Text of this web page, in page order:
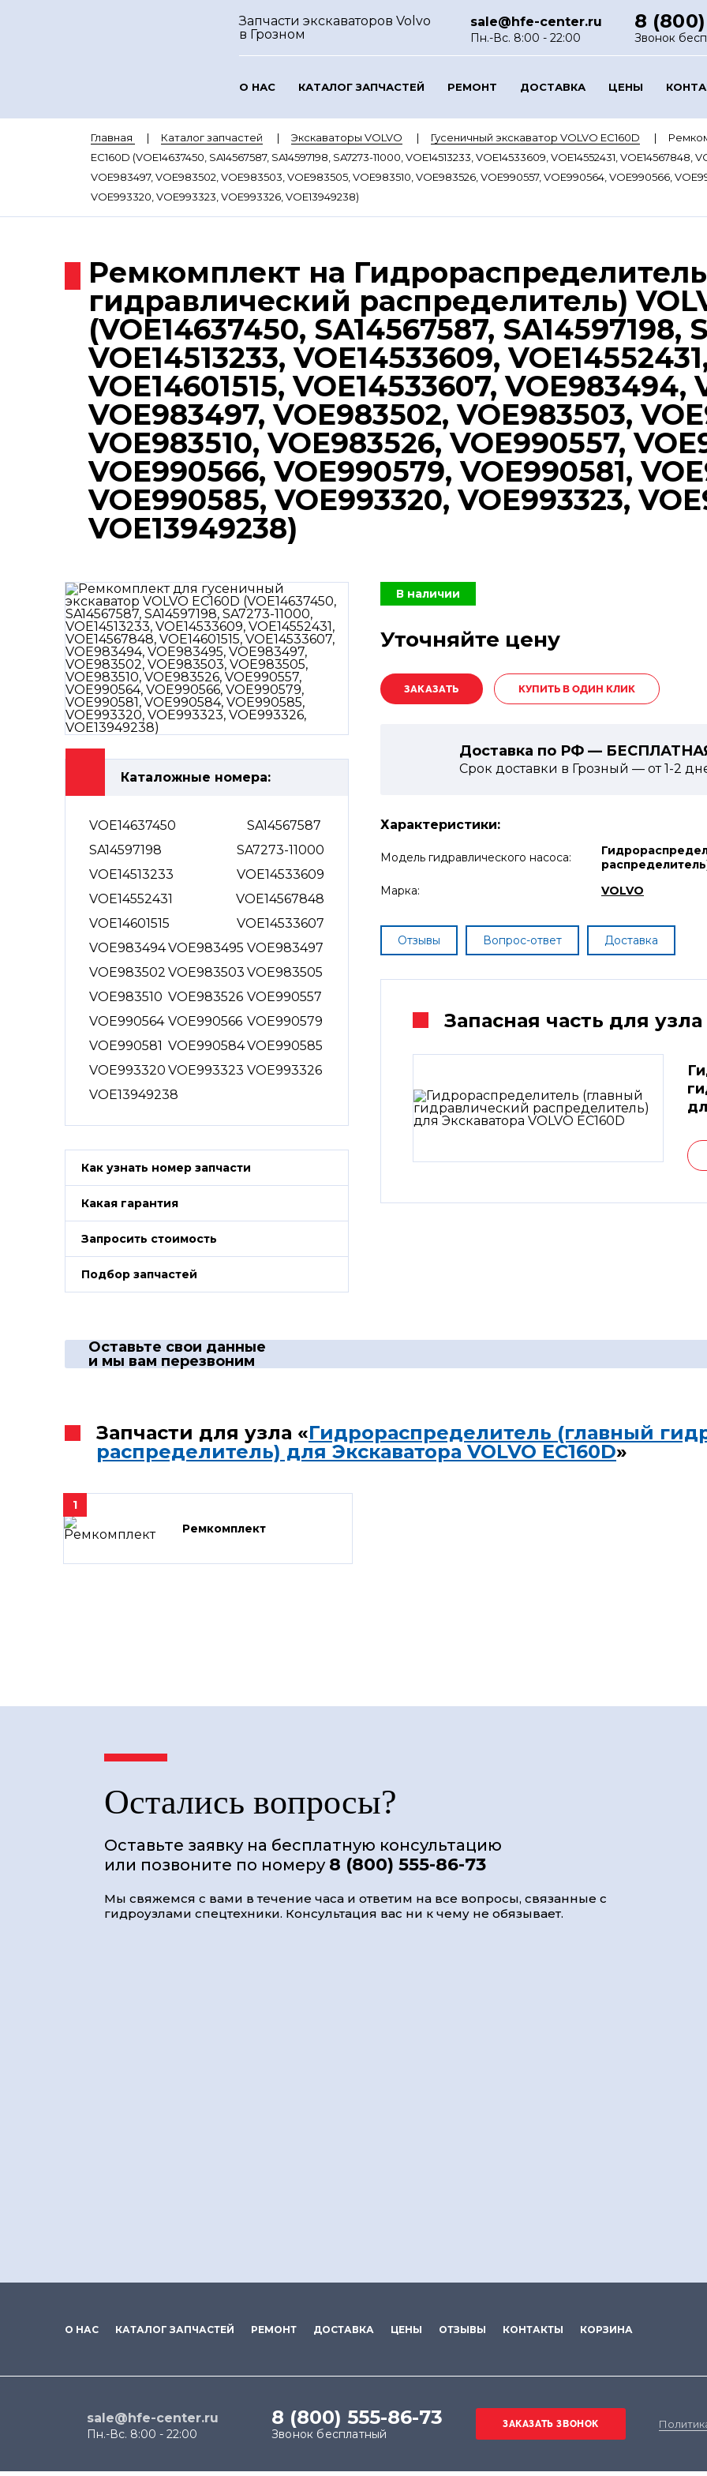
Запчасти экскаваторов Volvo
в Грозном
sale@hfe-center.ru
Пн.-Вс. 8:00 - 22:00
8
Звонок
О НАС КАТАЛОГ ЗАПЧАСТЕЙ РЕМОНТ ДОСТАВКА ЦЕНЫ
Главная Каталог запчастей Экскаваторы VOLVO Гусеничный экскаватор VOLVO EC160D
EC160D (VOE14637450, SA14567587, SA14597198, SA7273-11000, VOE14513233, VOE14533609, VOE14552431, VOE14567848,
VOE983497, VOE983502, VOE983503, VOE983505, VOE983510, VOE983526, VOE990557, VOE990564, VOE990566,
VOE993320, VOE993323, VOE993326, VOE13949238)
Ремкомплект на
гидравлический распределитель)
(VOE14637450, SA14567587, SA14597198,
VOE14513233, VOE14533609,
VOE14601515, VOE14533607, VOE983494,
VOE983497, VOE983502, VOE983503,
VOE983510, VOE983526, VOE990557,
VOE990566, VOE990579, VOE990581,
VOE990585, VOE993320, VOE993323,
VOE13949238)
Каталожные номера:
VOE14637450
SA14567587
SA14597198
SA7273-11000
VOE14513233
VOE14533609
VOE14552431
VOE14567848
VOE14601515
VOE14533607
VOE983494VOE983495 VOE983497
VOE983502 VOE983503 VOE983505
VOE983510 VOE983526 VOE990557
VOE990564 VOE990566 VOE990579
VOE990581 VOE990584VOE990585
VOE993320 VOE993323 VOE993326
VOE13949238
Как узнать номер запчасти
Какая гарантия
Запросить стоимость
Подбор запчастей
В наличии
Уточняйте цену
КУПИТЬ В ОДИН КЛИК
Доставка по РФ —
Срок доставки в Грозный — от1-2
Характеристики:
Модель гидравлического насоса:
Марка:
VOLVO
Отзывы Вопрос-ответ Доставка
Запасная часть для узла
Оставьте свои данные
и мы вам перезвоним
Запчасти для узла «Гидрораспределитель (главный
распределитель) для Экскаватора VOLVO EC160D»
1
Ремкомплект
Остались вопросы?
Оставьте заявку на бесплатную консультацию
или позвоните по номеру 8 (800) 555-86-73
Мы свяжемся с вами в течение часа и ответим на все вопросы, связанные с
гидроузлами спецтехники. Консультация вас ни к чему не обязывает.
О НАС КАТАЛОГ ЗАПЧАСТЕЙ РЕМОНТ ДОСТАВКА ЦЕНЫ ОТЗЫВЫ КОНТАКТЫ КОРЗИНА
sale@hfe-center.ru
Пн.-Вс. 8:00 - 22:00
8 (800) 555-86-73
Звонок бесплатный